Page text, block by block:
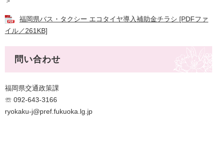
福岡県バス・タクシー エコタイヤ導入補助金チラシ [PDFファ
イル／261KB]
問い合わせ
福岡県交通政策課
☏ 092-643-3166
ryokaku-j@pref.fukuoka.lg.jp